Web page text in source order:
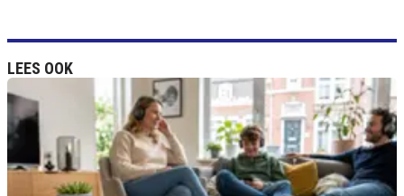
LEES OOK